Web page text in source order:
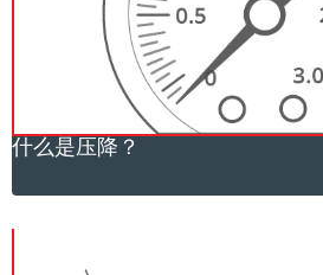
什么是压降？